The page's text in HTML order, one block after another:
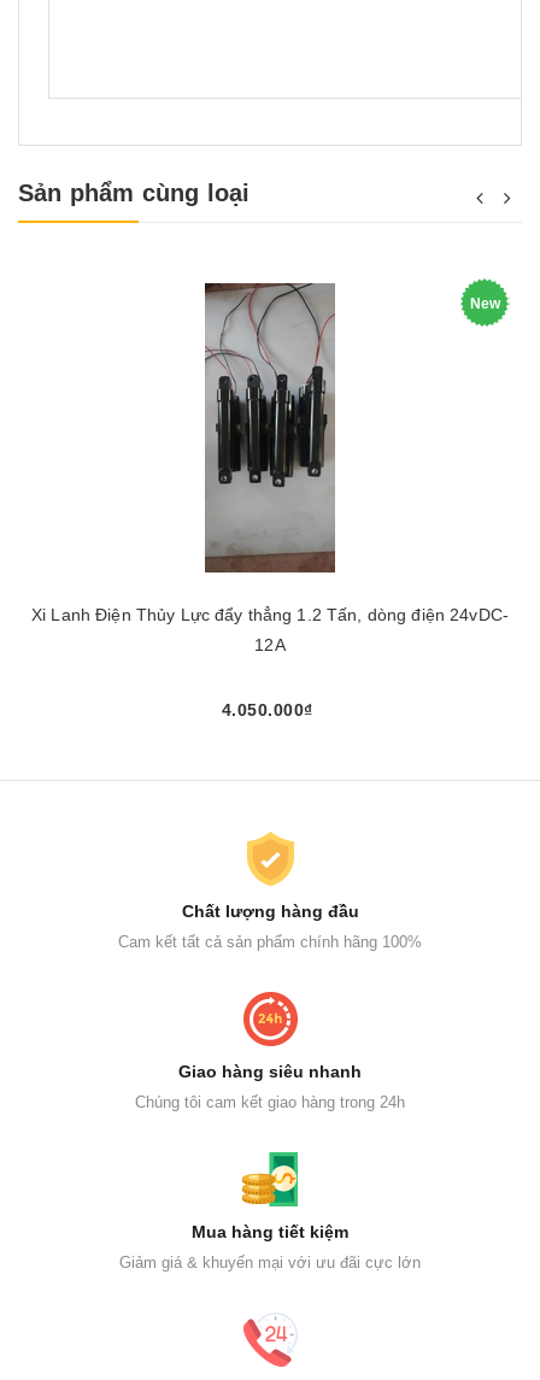
Sản phẩm cùng loại
New
Xi Lanh Điện Thủy Lực đẩy thẳng 1.2 Tấn, dòng điện 24vDC-
12A
4.050.000₫
Chất lượng hàng đầu
Cam kết tất cả sản phẩm chính hãng 100%
Giao hàng siêu nhanh
Chúng tôi cam kết giao hàng trong 24h
Mua hàng tiết kiệm
Giảm giá & khuyến mại với ưu đãi cực lớn